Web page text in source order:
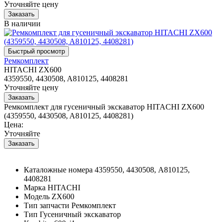
Уточняйте цену
В наличии
Ремкомплект
HITACHI ZX600
4359550, 4430508, A810125, 4408281
Уточняйте цену
Ремкомплект для гусеничный экскаватор HITACHI ZX600
(4359550, 4430508, A810125, 4408281)
Цена:
Уточняйте
Каталожные номера 4359550, 4430508, A810125,
4408281
Марка HITACHI
Модель ZX600
Тип запчасти Ремкомплект
Тип Гусеничный экскаватор